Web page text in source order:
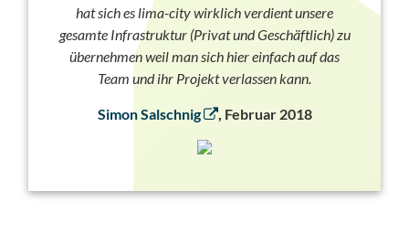
hat sich es lima-city wirklich verdient unsere
gesamte Infrastruktur (Privat und Geschäftlich) zu
übernehmen weil man sich hier einfach auf das
Team und ihr Projekt verlassen kann.
Simon Salschnig , Februar 2018